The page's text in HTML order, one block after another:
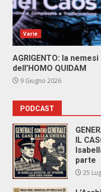
Varie
AGRIGENTO: la
dell’HOMO QUIDAM
9 Giugno 2026
PODCAST
IL
parte
25